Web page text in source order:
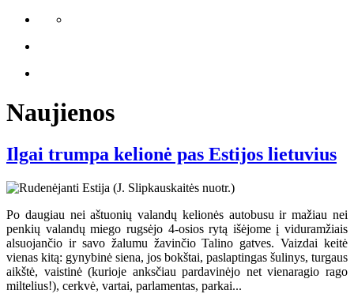
Naujienos
Ilgai trumpa kelionė pas Estijos lietuvius
Po daugiau nei aštuonių valandų kelionės autobusu ir mažiau nei
penkių valandų miego rugsėjo 4-osios rytą išėjome į viduramžiais
alsuojančio ir savo žalumu žavinčio Talino gatves. Vaizdai keitė
vienas kitą: gynybinė siena, jos bokštai, paslaptingas šulinys, turgaus
aikštė, vaistinė (kurioje anksčiau pardavinėjo net vienaragio rago
miltelius!), cerkvė, vartai, parlamentas, parkai...